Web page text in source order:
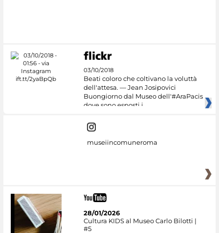
03/10/2018
Beati coloro che coltivano la voluttà
dell'attesa. — Jean Josipovici
Buongiorno dal Museo dell'#AraPacis
dove sono esposti i
museiincomuneroma
28/01/2026
Cultura KIDS al Museo Carlo Bilotti |
#5